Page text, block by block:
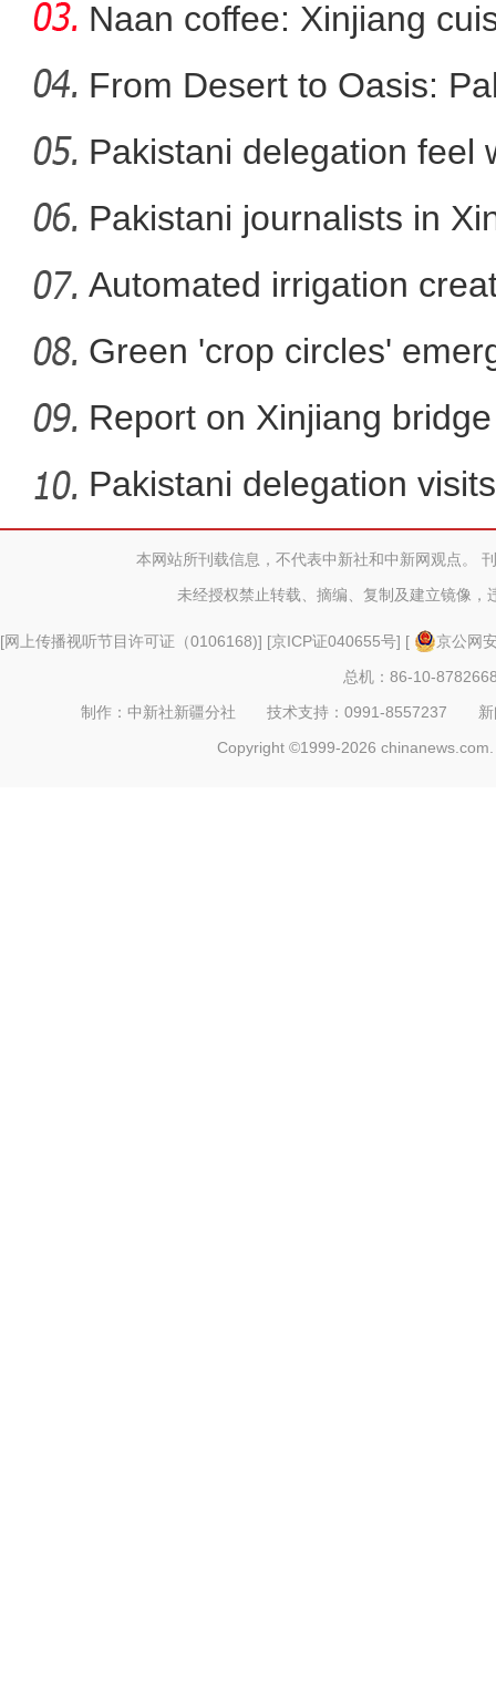
邀约台湾同胞来畅
新疆喀什基层干部：我有
Naan coffee: Xinjiang
From Desert to Oasis:
Pakistani delegation feel
developm
Pakistani journalists in
Automated irrigation
Green 'crop circles'
Report on Xinjiang
sa
Pakistani delegation
本网站所刊载信息，不代表中新社和中新网观点。
未经授权禁止转载、摘编、复制及建立镜像，
[网上传播视听节目许可证（0106168)] [京ICP证040655号] [
京公网
总机：86-10-
制作：中新社新疆分社 技术支持：0991-8557237
Copyright ©1999-2026